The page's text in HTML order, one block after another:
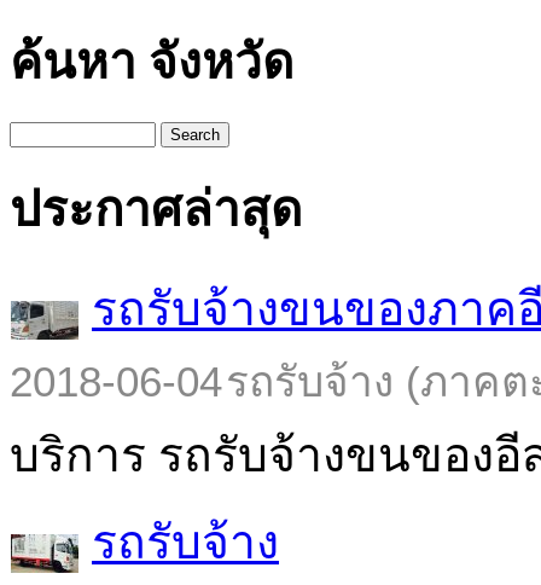
ค้นหา จังหวัด
Search
ประกาศล่าสุด
รถรับจ้างขนของภาค
2018-06-04รถรับจ้าง (ภาคต
บริการ รถรับจ้างขนของ
รถรับจ้าง